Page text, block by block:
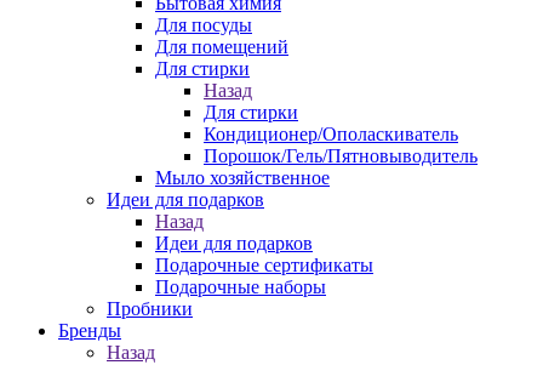
Для посуды
Для помещений
Для стирки
Назад
Для стирки
Кондиционер/Ополаскиватель
Порошок/Гель/Пятновыводитель
Мыло хозяйственное
Идеи для подарков
Назад
Идеи для подарков
Подарочные сертификаты
Подарочные наборы
Пробники
Бренды
Назад